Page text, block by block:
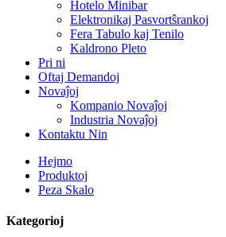
Hotelo Minibar
Elektronikaj Pasvortŝrankoj
Fera Tabulo kaj Tenilo
Kaldrono Pleto
Pri ni
Oftaj Demandoj
Novaĵoj
Kompanio Novaĵoj
Industria Novaĵoj
Kontaktu Nin
Hejmo
Produktoj
Peza Skalo
Kategorioj